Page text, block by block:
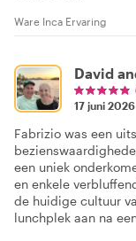
Ware Inca Ervaring
David
17 juni 2026
Fabrizio was een
een uniek
en enkele
de huidige cultuur
lunchplek aan na